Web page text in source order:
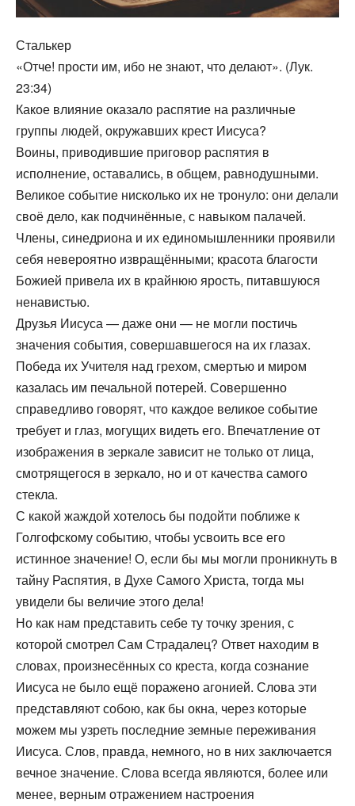
Сталькер
«Отче! прости им, ибо не знают, что делают». (Лук.
23:34)
Какое влияние оказало распятие на различные
группы людей, окружавших крест Иисуса?
Воины, приводившие приговор распятия в
исполнение, оставались, в общем, равнодушными.
Великое событие нисколько их не тронуло: они делали
своё дело, как подчинённые, с навыком палачей.
Члены, синедриона и их единомышленники проявили
себя невероятно извращёнными; красота благости
Божией привела их в крайнюю ярость, питавшуюся
ненавистью.
Друзья Иисуса — даже они — не могли постичь
значения события, совершавшегося на их глазах.
Победа их Учителя над грехом, смертью и миром
казалась им печальной потерей. Совершенно
справедливо говорят, что каждое великое событие
требует и глаз, могущих видеть его. Впечатление от
изображения в зеркале зависит не только от лица,
смотрящегося в зеркало, но и от качества самого
стекла.
С какой жаждой хотелось бы подойти поближе к
Голгофскому событию, чтобы усвоить все его
истинное значение! О, если бы мы могли проникнуть в
тайну Распятия, в Духе Самого Христа, тогда мы
увидели бы величие этого дела!
Но как нам представить себе ту точку зрения, с
которой смотрел Сам Страдалец? Ответ находим в
словах, произнесённых со креста, когда сознание
Иисуса не было ещё поражено агонией. Слова эти
представляют собою, как бы окна, через которые
можем мы узреть последние земные переживания
Иисуса. Слов, правда, немного, но в них заключается
вечное значение. Слова всегда являются, более или
менее, верным отражением настроения